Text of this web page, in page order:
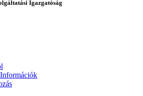
Igazgatóság